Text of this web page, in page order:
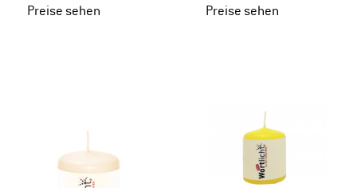
Preise sehen
Preise sehen